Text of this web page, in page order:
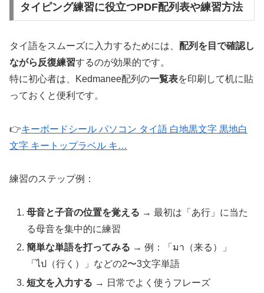
タイピング練習に役立つPDF配列表や練習方法
タイ語をスムーズに入力するためには、 配列を目で確認し
ながら反復練習するのが効果的です。
特に初心者は、Kedmanee配列の一覧表を印刷して机に貼
っておくと便利です。
👉キーボードシール パソコン タイ語 白地黒文字 黒地白
文字 キートップラベル キ…
練習のステップ例：
母音と子音の位置を覚える → 最初は「あ行」に当た
る母音を集中的に練習
簡単な単語を打ってみる → 例：「มา（来る）」
「ไป（行く）」などの2〜3文字単語
短文を入力する → 日常でよく使うフレーズ